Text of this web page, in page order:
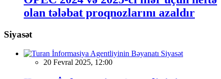
olan tələbat proqnozlarını azaldır
Siyasət
Siyasət
20 Fevral 2025, 12:00